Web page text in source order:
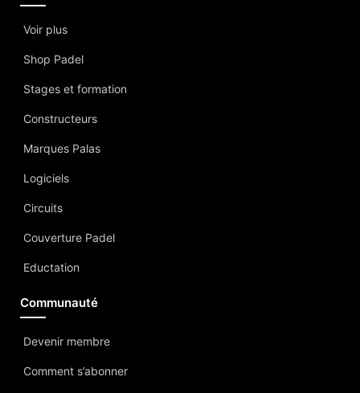
Voir plus
Shop Padel
Stages et formation
Constructeurs
Marques Palas
Logiciels
Circuits
Couverture Padel
Eductation
Communauté
Devenir membre
Comment s’abonner